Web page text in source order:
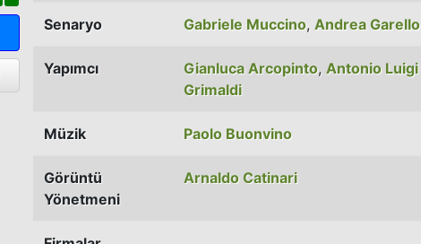
Senaryo Gabriele Muccino, Andrea Garello
Yapımcı Gianluca Arcopinto, Antonio Luigi
Grimaldi
Müzik Paolo Buonvino
Görüntü
Yönetmeni
Arnaldo Catinari